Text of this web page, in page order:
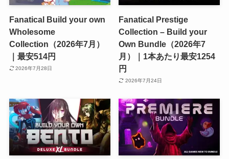
Fanatical Build your own
Wholesome
Collection（2026年7月）
｜最安514円
2026年7月28日
Fanatical Prestige
Collection – Build your
Own Bundle（2026年7
月）｜1本あたり最安1254
円
2026年7月24日